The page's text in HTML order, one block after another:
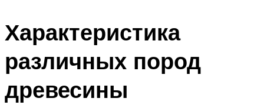
Характеристика
различных пород
древесины